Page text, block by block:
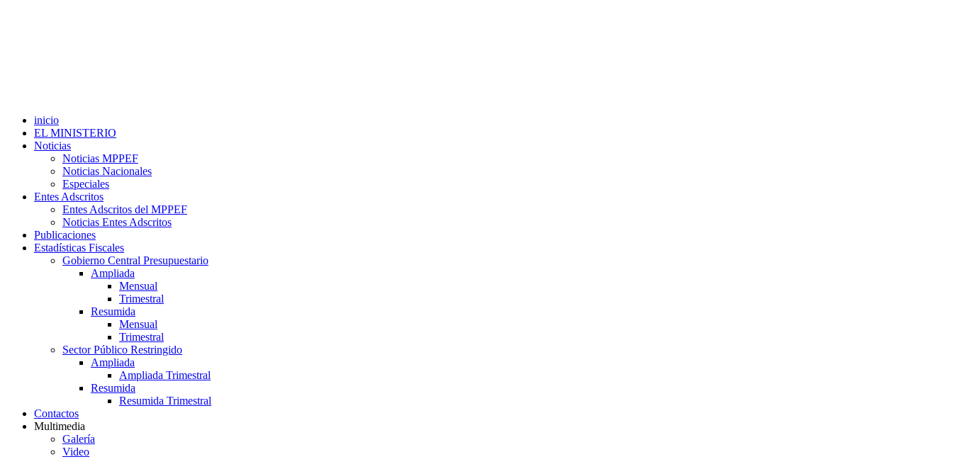
inicio
EL MINISTERIO
Noticias
Noticias MPPEF
Noticias Nacionales
Especiales
Entes Adscritos
Entes Adscritos del MPPEF
Noticias Entes Adscritos
Publicaciones
Estadísticas Fiscales
Gobierno Central Presupuestario
Ampliada
Mensual
Trimestral
Resumida
Mensual
Trimestral
Sector Público Restringido
Ampliada
Ampliada Trimestral
Resumida
Resumida Trimestral
Contactos
Multimedia
Galería
Video